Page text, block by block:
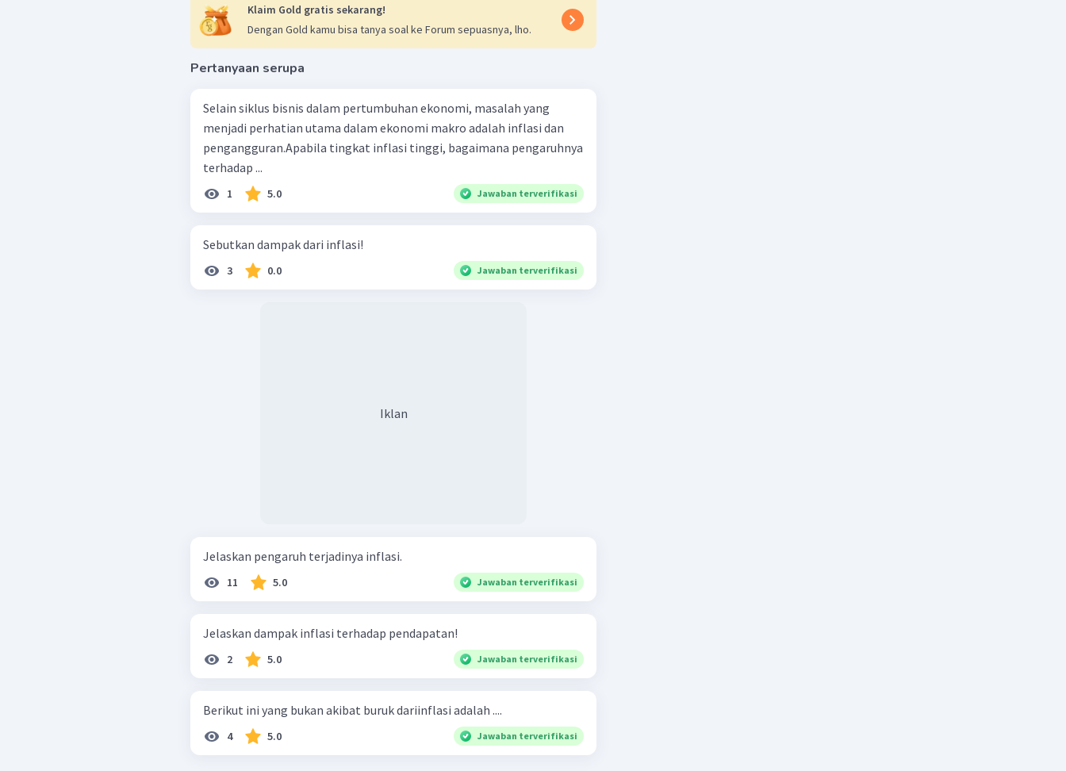
Klaim Gold gratis sekarang!
Dengan Gold kamu bisa tanya soal ke Forum sepuasnya, lho.
Pertanyaan serupa
Selain siklus bisnis dalam pertumbuhan ekonomi, masalah yang
menjadi perhatian utama dalam ekonomi makro adalah inflasi dan
pengangguran.Apabila tingkat inflasi tinggi, bagaimana pengaruhnya
terhadap ...
1 5.0 Jawaban terverifikasi
Sebutkan dampak dari inflasi!
3 0.0 Jawaban terverifikasi
Iklan
Jelaskan pengaruh terjadinya inflasi.
11 5.0 Jawaban terverifikasi
Jelaskan dampak inflasi terhadap pendapatan!
2 5.0 Jawaban terverifikasi
Berikut ini yang bukan akibat buruk dariinflasi adalah ....
4 5.0 Jawaban terverifikasi